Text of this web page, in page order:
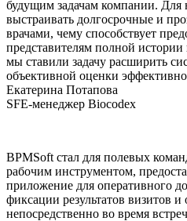
будущим задачам компании. Для
выстраивать долгосрочные и
врачами, чему способствует
представителям полной
мы ставили задачу расширить
объективной оценки
Екатерина Потапова
SFE-менеджер Biocodex
BPMSoft стал для полевых
рабочим инструментом,
приложение для оперативного
фиксации результатов визитов
непосредственно во время